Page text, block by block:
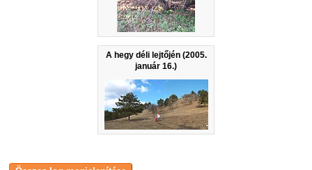
A hegy déli lejtőjén (2005.
január 16.)